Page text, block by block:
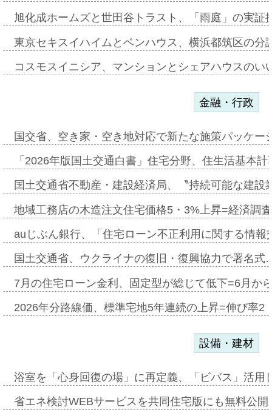
旭化成ホームズと世田谷トラスト、「雨庭」の実
東京セキスイハイムとベンハウス、横浜都筑区の
コスモスイニシア、マンションとシェアハウスの
金融・行政
国交省、空き家・空き地対応で新たな施策パッケ
「2026年版国土交通白書」住宅分野、住生活基本
国土交通省不動産・建設経済局、〝持続可能な建
地域工務店の木造注文住宅価格5・3%上昇=経済調
auじぶん銀行、「住宅ローン不正利用に関する情
国土交通省、ウクライナの復旧・復興協力で署名
7月の住宅ローン金利、固定型が総じて低下=6月か
2026年分路線価、標準宅地5年連続の上昇=伸び率
設備・建材
浴室を「心身回復の場」に再定義、「ビバス」活
省エネ検討WEBサービスを共同住宅版にも無料公